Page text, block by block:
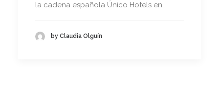
la cadena española Único Hotels en…
by Claudia Olguín